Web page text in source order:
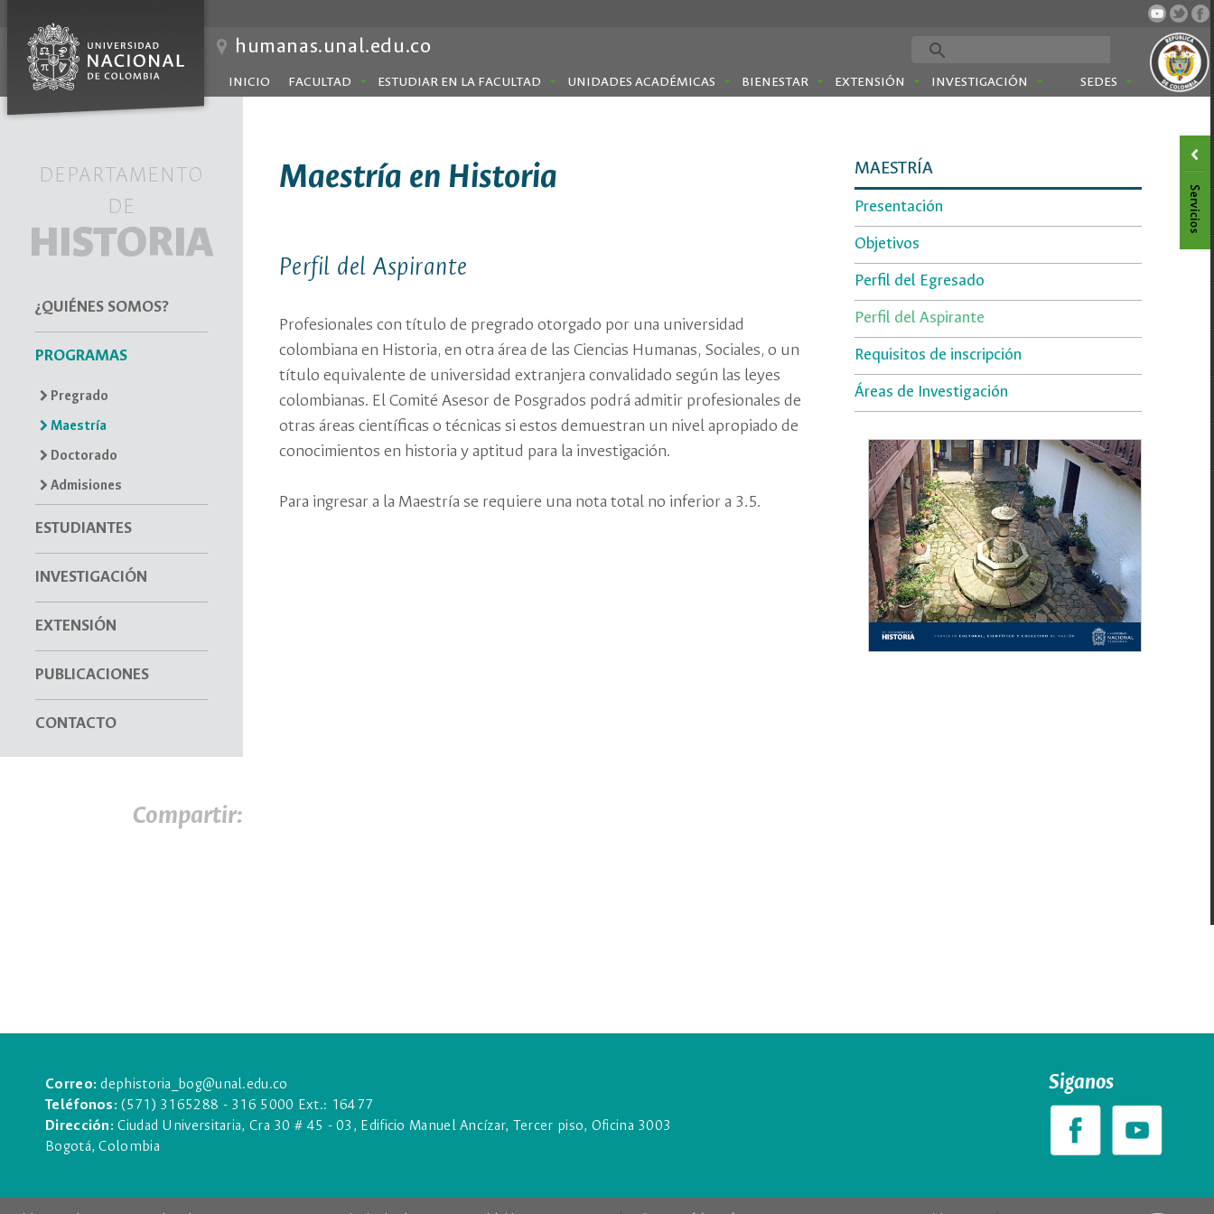
humanas.unal.edu.co
INICIO FACULTAD ESTUDIAR EN LA FACULTAD UNIDADES ACADÉMICAS BIENESTAR EXTENSIÓN INVESTIGACIÓN SEDES
DEPARTAMENTO
DE
HISTORIA
¿QUIÉNES SOMOS?
PROGRAMAS
Pregrado
Maestría
Doctorado
Admisiones
ESTUDIANTES
INVESTIGACIÓN
EXTENSIÓN
PUBLICACIONES
CONTACTO
Compartir:
MAESTRÍA
Presentación
Objetivos
Perfil del Egresado
Perfil del Aspirante
Requisitos de inscripción
Áreas de Investigación
Maestría en Historia
Perfil del Aspirante
Profesionales con título de pregrado otorgado por una universidad
colombiana en Historia, en otra área de las Ciencias Humanas, Sociales, o un
título equivalente de universidad extranjera convalidado según las leyes
colombianas. El Comité Asesor de Posgrados podrá admitir profesionales de
otras áreas científicas o técnicas si estos demuestran un nivel apropiado de
conocimientos en historia y aptitud para la investigación.
Para ingresar a la Maestría se requiere una nota total no inferior a 3.5.
Correo:dephistoria_bog@unal.edu.co
Teléfonos:(571) 3165288 - 316 5000 Ext.: 16477
Dirección:Ciudad Universitaria, Cra 30 # 45 - 03, Edificio Manuel Ancízar, Tercer piso, Oficina 3003
Bogotá, Colombia
Siganos